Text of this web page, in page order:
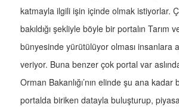
katmayla ilgili işin içinde olmak istiyorlar.
bakıldığı şekliyle böyle bir portalın Tarım
bünyesinde yürütülüyor olması insanlara
veriyor. Buna benzer çok portal var
Orman Bakanlığı’nın elinde şu ana kadar
portalda biriken datayla buluşturup,